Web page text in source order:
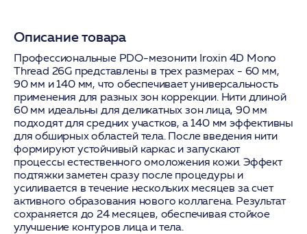
Описание товара
Профессиональные PDO-мезонити Iroxin 4D Mono
Thread 26G представлены в трех размерах - 60 мм,
90 мм и 140 мм, что обеспечивает универсальность
применения для разных зон коррекции. Нити длиной
60 мм идеальны для деликатных зон лица, 90 мм
подходят для средних участков, а 140 мм эффективны
для обширных областей тела. После введения нити
формируют устойчивый каркас и запускают
процессы естественного омоложения кожи. Эффект
подтяжки заметен сразу после процедуры и
усиливается в течение нескольких месяцев за счет
активного образования нового коллагена. Результат
сохраняется до 24 месяцев, обеспечивая стойкое
улучшение контуров лица и тела.